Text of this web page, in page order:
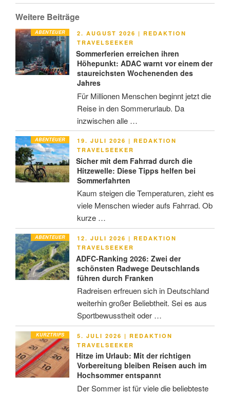
Weitere Beiträge
ABENTEUER
VERÖFFENTLICHT
AM
2. AUGUST 2026 | REDAKTION
TRAVELSEEKER
Sommerferien erreichen ihren
Höhepunkt: ADAC warnt vor einem der
staureichsten Wochenenden des
Jahres
Für Millionen Menschen beginnt jetzt die
Reise in den Sommerurlaub. Da
inzwischen alle …
ABENTEUER
VERÖFFENTLICHT
AM
19. JULI 2026 | REDAKTION
TRAVELSEEKER
Sicher mit dem Fahrrad durch die
Hitzewelle: Diese Tipps helfen bei
Sommerfahrten
Kaum steigen die Temperaturen, zieht es
viele Menschen wieder aufs Fahrrad. Ob
kurze …
ABENTEUER
VERÖFFENTLICHT
AM
12. JULI 2026 | REDAKTION
TRAVELSEEKER
ADFC-Ranking 2026: Zwei der
schönsten Radwege Deutschlands
führen durch Franken
Radreisen erfreuen sich in Deutschland
weiterhin großer Beliebtheit. Sei es aus
Sportbewusstheit oder …
KURZTRIPS
VERÖFFENTLICHT
AM
5. JULI 2026 | REDAKTION
TRAVELSEEKER
Hitze im Urlaub: Mit der richtigen
Vorbereitung bleiben Reisen auch im
Hochsommer entspannt
Der Sommer ist für viele die beliebteste